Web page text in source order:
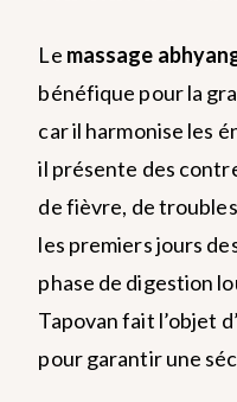
Le massage
bénéfique pour la
car il harmonise les
il présente des
de fièvre, de
les premiers jours
phase de digestion
Tapovan fait l’objet
pour garantir une